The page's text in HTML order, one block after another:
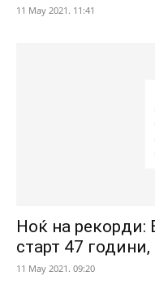
11 May 2021. 11:41
Ноќ на рекорди:
старт 47
11 May 2021. 09:20